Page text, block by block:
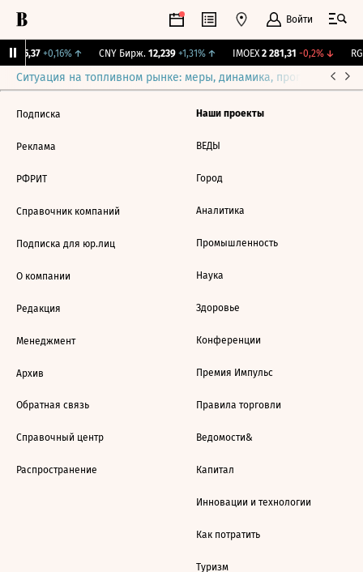
Войти
115,37 +0,16%↑ CNY Бирж. 12,239 +1,31%↑ IMOEX 2 281,31 -0,2%↓
Ситуация на топливном рынке: меры, динамика, прогнозы
Подписка
Реклама
РФРИТ
Справочник компаний
Подписка для юр.лиц
О компании
Редакция
Менеджмент
Архив
Обратная связь
Справочный центр
Распространение
Наши проекты
ВЕДЫ
Город
Аналитика
Промышленность
Наука
Здоровье
Конференции
Премия Импульс
Правила торговли
Ведомости&
Капитал
Инновации и технологии
Как потратить
Туризм